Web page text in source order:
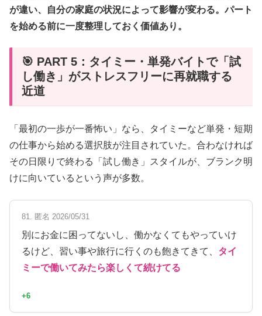
が違い、自分の家庭の状況によって影響が変わる。パート
を始める前に一度整理しておく価値あり。
🎯 PART 5：タイミー・単発バイトで「試
し働き」がストレスフリーに再就職する
近道
「最初の一歩が一番怖い」なら、タイミーなど単発・短期
の仕事から始める選択肢が注目されていた。合わなければ
その日限りで終わる「試し働き」スタイルが、ブランク明
けに向いているという声が多数。
81. 匿名 2026/05/31
別にお金に困ってないし、働かなくてもやっていけ
るけど、習い事や旅行に行くのも飽きてきて、 タイ
ミーで働いてみたら楽しくて続けてる
+6